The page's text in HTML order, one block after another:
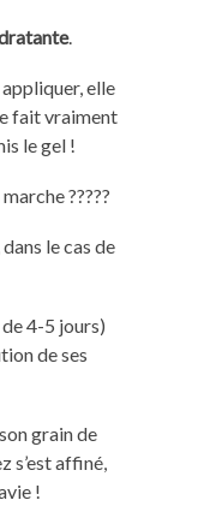
.
elle
fait vraiment
le gel !
marche?????
le cas de
4-5 jours)
de ses
grain de
s’est affiné,
!